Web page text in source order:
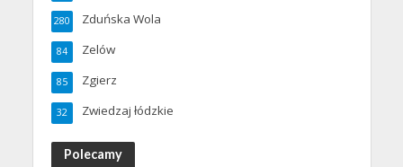
Zduńska Wola
280
Zelów
84
Zgierz
85
Zwiedzaj łódzkie
32
Polecamy